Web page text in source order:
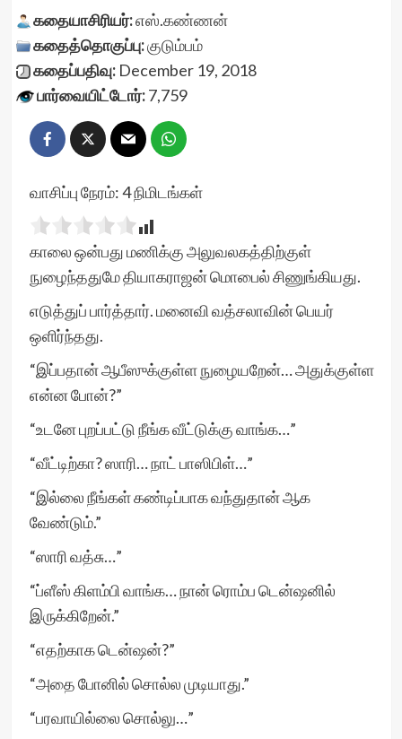
கதையாசிரியர்:எஸ்.கண்ணன்
கதைத்தொகுப்பு:குடும்பம்
கதைப்பதிவு:December 19, 2018
பார்வையிட்டோர்:7,759
வாசிப்பு நேரம்:4நிமிடங்கள்
காலை ஒன்பது மணிக்கு அலுவலகத்திற்குள்
நுழைந்ததுமே தியாகராஜன் மொபைல் சிணுங்கியது.
எடுத்துப் பார்த்தார். மனைவி வத்சலாவின் பெயர்
ஒளிர்ந்தது.
“இப்பதான் ஆபீஸுக்குள்ள நுழையறேன்… அதுக்குள்ள
என்ன போன்?”
“உடனே புறப்பட்டு நீங்க வீட்டுக்கு வாங்க…”
“வீட்டிற்கா? ஸாரி… நாட் பாஸிபிள்…”
“இல்லை நீங்கள் கண்டிப்பாக வந்துதான் ஆக
வேண்டும்.”
“ஸாரி வத்சு…”
“ப்ளீஸ் கிளம்பி வாங்க… நான் ரொம்ப டென்ஷனில்
இருக்கிறேன்.”
“எதற்காக டென்ஷன்?”
“அதை போனில் சொல்ல முடியாது.”
“பரவாயில்லை சொல்லு…”